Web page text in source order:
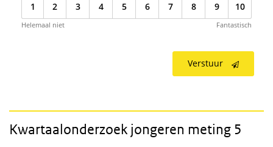
1 2 3 4 5 6 7 8 9 10
Helemaal niet Fantastisch
Verstuur
Kwartaalonderzoek jongeren meting 5